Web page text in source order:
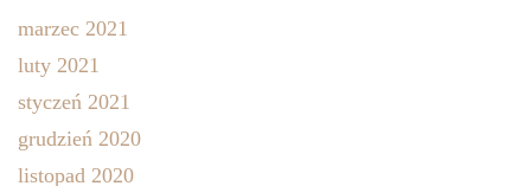
marzec 2021
luty 2021
styczeń 2021
grudzień 2020
listopad 2020